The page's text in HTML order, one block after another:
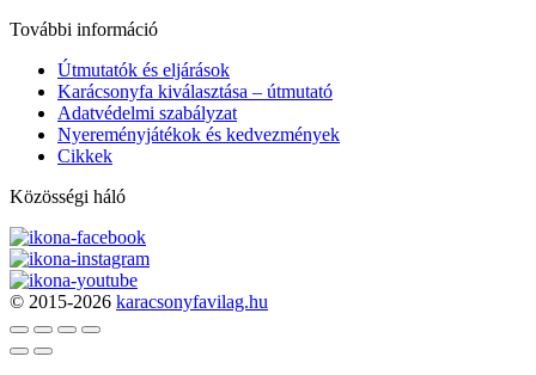
További információ
Útmutatók és eljárások
Karácsonyfa kiválasztása – útmutató
Adatvédelmi szabályzat
Nyereményjátékok és kedvezmények
Cikkek
Közösségi háló
© 2015-2026 karacsonyfavilag.hu